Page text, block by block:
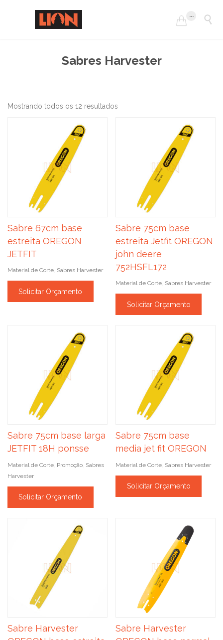

... 
Sabres Harvester
Mostrando todos os 12 resultados
Sabre 67cm base
estreita OREGON
JETFIT
Material de Corte Sabres Harvester
Solicitar Orçamento
Sabre 75cm base
estreita Jetfit OREGON
john deere
752HSFL172
Material de Corte Sabres Harvester
Solicitar Orçamento
Sabre 75cm base larga
JETFIT 18H ponsse
Material de Corte Promoção Sabres
Harvester
Solicitar Orçamento
Sabre 75cm base
media jet fit OREGON
Material de Corte Sabres Harvester
Solicitar Orçamento
Sabre Harvester
Sabre Harvester